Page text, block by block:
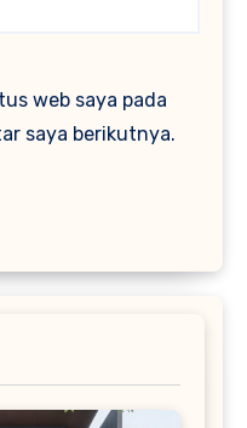
web saya pada
saya berikutnya.